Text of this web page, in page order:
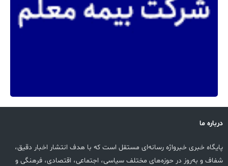
درباره ما
پایگاه خبری خبرواژه رسانه‌ای مستقل است که با هدف انتشار اخبار دقیق،
شفاف و به‌روز در حوزه‌های مختلف سیاسی، اجتماعی، اقتصادی، فرهنگی و